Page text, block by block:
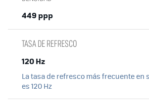
449 ppp
TASA DE REFRESCO
120 Hz
La tasa de refresco más frecuente en
es 120 Hz